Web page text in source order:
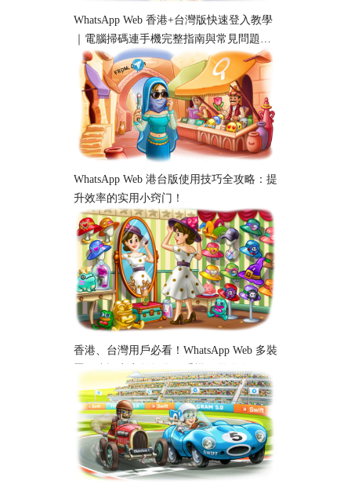
WhatsApp Web 香港+台灣版快速登入教學
｜電腦掃碼連手機完整指南與常見問題解
析
WhatsApp Web 港台版使用技巧全攻略：提
升效率的实用小窍门！
香港、台灣用戶必看！WhatsApp Web 多裝
置同步設定完整教學｜手機、電腦跨平台
使用指南